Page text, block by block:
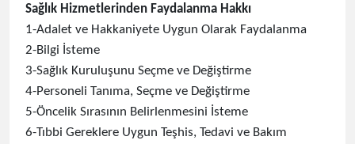
​Sağlık Hizmetlerinden Faydalanma Hakkı
1-Adalet ve Hakkaniyete Uygun Olarak Faydalanma
2-Bilgi İsteme
3-Sağlık Kuruluşunu Seçme ve Değiştirme
4-Personeli Tanıma, Seçme ve Değiştirme
5-Öncelik Sırasının Belirlenmesini İsteme
6-Tıbbi Gereklere Uygun Teşhis, Tedavi ve Bakım